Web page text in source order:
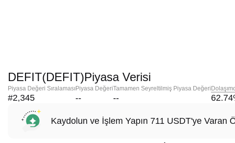
DEFIT(DEFIT)Piyasa Verisi
Piyasa Değeri Sıralaması
#2,345
Piyasa Değeri
--
Tamamen Seyreltilmiş Piyasa Değeri
-- 62.74
Kaydolun ve İşlem Yapın 711 USDT'ye Varan